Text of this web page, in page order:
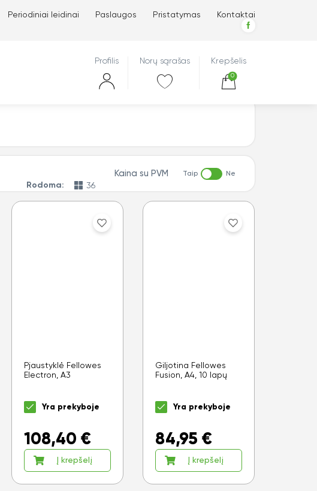
Periodiniai leidinai Paslaugos Pristatymas Kontaktai
Profilis Norų sąrašas Krepšelis
0
Rodoma:
Kaina su PVM Taip Ne
Pjaustyklė Fellowes
Electron, A3
Yra prekyboje
108,40 €
Į krepšelį
Giljotina Fellowes
Fusion, A4, 10 lapų
Yra prekyboje
84,95 €
Į krepšelį